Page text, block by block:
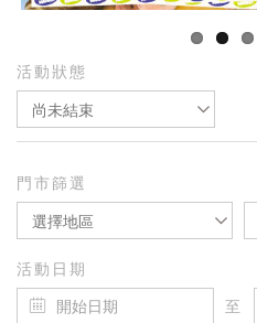
活動狀態
尚未結束
門市篩選
選擇地區
活動日期
至